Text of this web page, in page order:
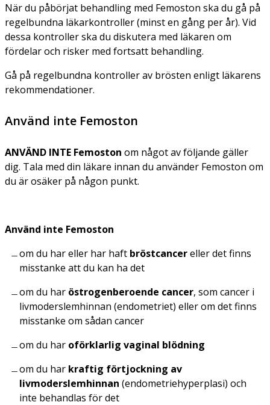
När du påbörjat behandling med Femoston ska du gå på
regelbundna läkarkontroller (minst en gång per år). Vid
dessa kontroller ska du diskutera med läkaren om
fördelar och risker med fortsatt behandling.
Gå på regelbundna kontroller av brösten enligt läkarens
rekommendationer.
Använd inte Femoston
ANVÄND INTE Femoston om något av följande gäller
dig. Tala med din läkare innan du använder Femoston om
du är osäker på någon punkt.
Använd inte Femoston
om du har eller har haft bröstcancereller det finns
misstanke att du kan ha det
om du har östrogenberoende cancer, som cancer i
livmoderslemhinnan (endometriet) eller om det finns
misstanke om sådan cancer
om du har oförklarlig vaginal blödning
om du har kraftig förtjockning av
livmoderslemhinnan (endometriehyperplasi) och
inte behandlas för det